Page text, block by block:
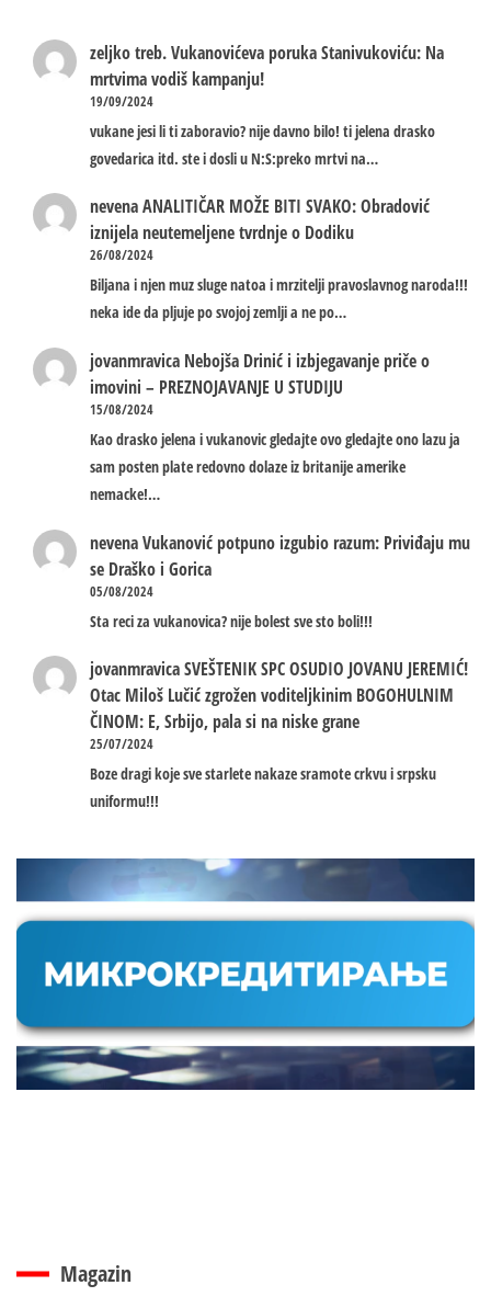
zeljko treb.Vukanovićeva poruka Stanivukoviću: Na
mrtvima vodiš kampanju!
19/09/2024
vukane jesi li ti zaboravio? nije davno bilo! ti jelena drasko
govedarica itd. ste i dosli u N:S:preko mrtvi na…
nevenaANALITIČAR MOŽE BITI SVAKO: Obradović
iznijela neutemeljene tvrdnje o Dodiku
26/08/2024
Biljana i njen muz sluge natoa i mrzitelji pravoslavnog naroda!!!
neka ide da pljuje po svojoj zemlji a ne po…
jovanmravica Nebojša Drinić i izbjegavanje priče o
imovini – PREZNOJAVANJE U STUDIJU
15/08/2024
Kao drasko jelena i vukanovic gledajte ovo gledajte ono lazu ja
sam posten plate redovno dolaze iz britanije amerike
nemacke!…
nevenaVukanović potpuno izgubio razum: Priviđaju mu
se Draško i Gorica
05/08/2024
Sta reci za vukanovica? nije bolest sve sto boli!!!
jovanmravicaSVEŠTENIK SPC OSUDIO JOVANU JEREMIĆ!
Otac Miloš Lučić zgrožen voditeljkinim BOGOHULNIM
ČINOM: E, Srbijo, pala si na niske grane
25/07/2024
Boze dragi koje sve starlete nakaze sramote crkvu i srpsku
uniformu!!!
Magazin